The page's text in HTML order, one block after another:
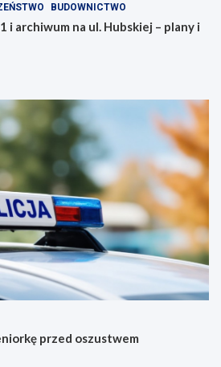
BUDOWNICTWO
i archiwum na ul. Hubskiej – plany i
przed oszustwem